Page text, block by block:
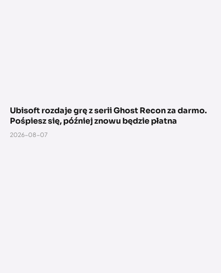
Ubisoft rozdaje grę z serii Ghost Recon za darmo.
Pośpiesz się, później znowu będzie płatna
2026-08-07